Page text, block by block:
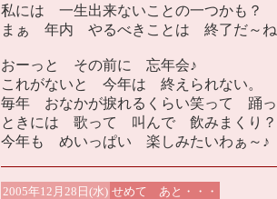
私には 一生出来ないことの一つかも？
まぁ 年内 やるべきことは 終了だ～ね
おーっと その前に 忘年会♪
これがないと 今年は 終えられない。
毎年 おなかが捩れるくらい笑って 踊っ
ときには 歌って 叫んで 飲みまくり？
今年も めいっぱい 楽しみたいわぁ～♪
2005年12月28日(水) せめて あと・・・